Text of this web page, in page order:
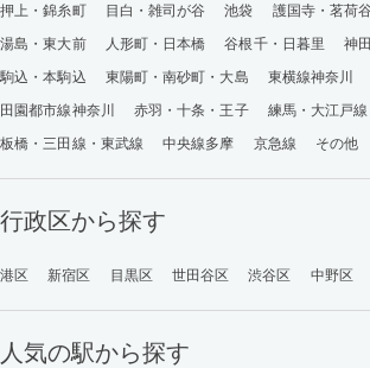
押上・錦糸町
目白・雑司が谷 池袋 護国寺・茗荷
湯島・東大前
人形町・日本橋 谷根千・日暮里
神
駒込・本駒込
東陽町・南砂町・大島 東横線神奈川
田園都市線神奈川
赤羽・十条・王子
練馬・大江戸
板橋・三田線・東武線
中央線多摩 京急線 その他
行政区から探す
港区 新宿区 目黒区 世田谷区 渋谷区 中野区
人気の駅から探す